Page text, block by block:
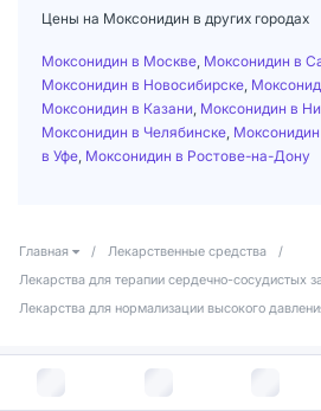
Цены на Моксонидин в других городах
Моксонидин в Москве Моксонидин в
Моксонидин в Новосибирске
Моксонидин в Казани Моксонидин в
Моксонидин в Челябинске
в Уфе Моксонидин в Ростове-на-Дону
Главная / Лекарственные средства
/
Лекарства для терапии сердечно-сосудистых
Лекарства для нормализации высокого
Помощь